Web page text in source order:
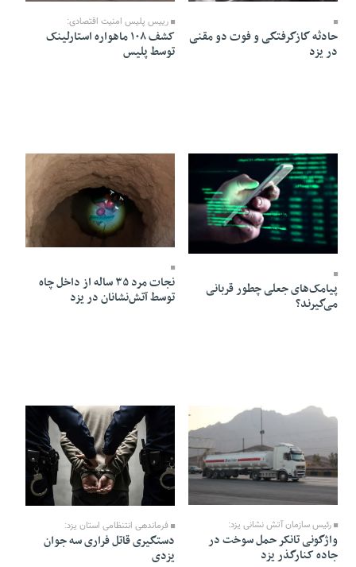
حادثه گازگرفتگی و فوت دو مقنی
در یزد
رییس پلیس امنیت اقتصادی:
کشف ۱۰۸ ماهواره استارلینک
توسط پلیس
05 Bahman 1404 - 17:21
پیامک‌های جعلی چطور قربانی
می‌گیرند؟
نجات مرد ۳۵ ساله از داخل چاه
توسط آتش‌نشانان در یزد
رئیس سازمان آتش نشانی یزد:
واژگونی تانکر حمل سوخت در
جاده کنارگذر یزد
فرماندهی انتنظامی استان یزد:
دستگیری قاتل فراری سه جوان
یزدی